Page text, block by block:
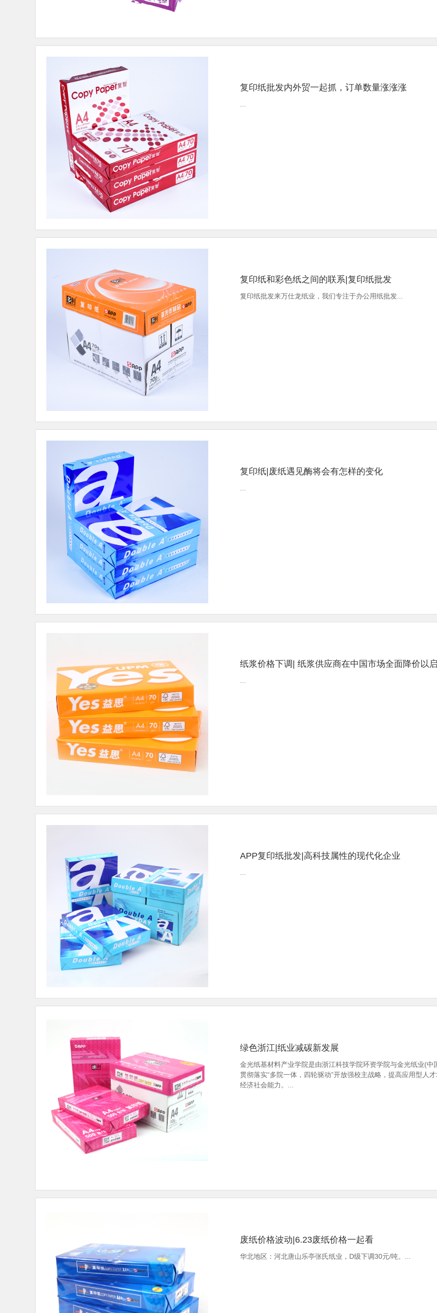
复印纸批发内外贸一起抓，订单数量涨涨涨
复印纸和彩色纸之间的联系|复印纸批发
复印纸批发来万仕龙纸业，我们专注于办公用纸批发...
复印纸|废纸遇见酶将会有怎样的变化
...
纸浆价格下调| 纸浆供应商在中国市场全面降价以
APP复印纸批发|高科技属性的现代化企业
绿色浙江|纸业减碳新发展
金光纸基材料产业学院是由浙江科技学院环资学院与金光纸业(
贯彻落实“多院一体，四轮驱动”开放强校主战略，提高应用型人
经济社会能力。...
废纸价格波动|6.23废纸价格一起看
华北地区：河北唐山乐亭张氏纸业，D级下调30元/吨。...